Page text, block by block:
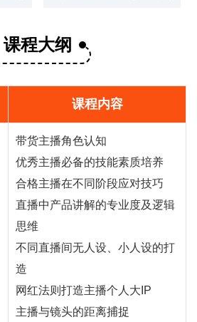
课程大纲
课程内容
带货主播角色认知
优秀主播必备的技能素质培养
合格主播在不同阶段应对技巧
直播中产品讲解的专业度及逻辑
思维
不同直播间无人设、小人设的打
造
网红法则打造主播个人大IP
主播与镜头的距离捕捉